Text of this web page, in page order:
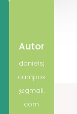
Autor
danielsj
campos
@gmail.
com